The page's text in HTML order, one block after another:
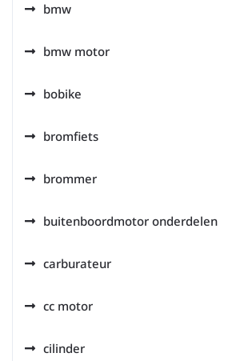
bmw
bmw motor
bobike
bromfiets
brommer
buitenboordmotor onderdelen
carburateur
cc motor
cilinder